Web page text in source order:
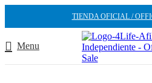
TIENDA OFICIAL /
Menu